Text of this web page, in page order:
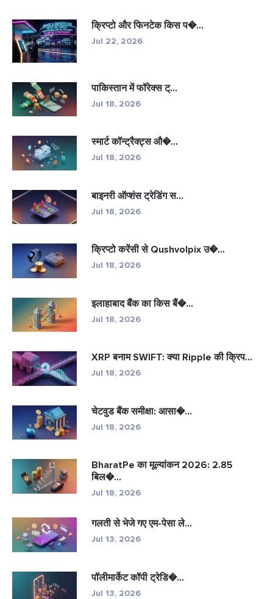
क्रिप्टो और फिनटेक किस प�...
Jul 22, 2026
पाकिस्तान में फॉरेक्स ट्...
Jul 18, 2026
स्मार्ट कॉन्ट्रैक्ट्स औ�...
Jul 18, 2026
बाइनरी ऑप्शंस ट्रेडिंग स...
Jul 18, 2026
क्रिप्टो करेंसी से Qushvolpix उ�...
Jul 18, 2026
इलाहाबाद बैंक का किस बैं�...
Jul 18, 2026
XRP बनाम SWIFT: क्या Ripple की क्रिप...
Jul 18, 2026
चेटवुड बैंक समीक्षा: आसा�...
Jul 18, 2026
BharatPe का मूल्यांकन 2026: 2.85
बिल�...
Jul 18, 2026
गलती से भेजे गए एम-पेसा ले...
Jul 13, 2026
पॉलीमार्केट कॉपी ट्रेडि�...
Jul 13, 2026